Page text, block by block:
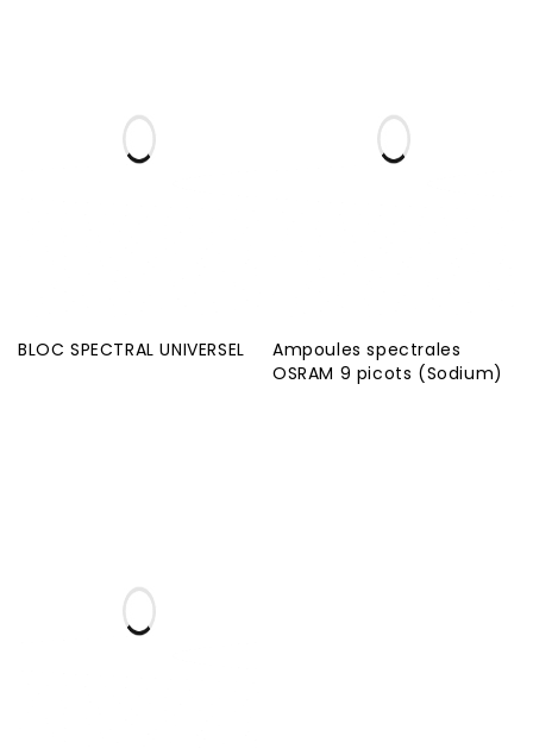
BLOC SPECTRAL UNIVERSEL
Ampoules spectrales
OSRAM 9 picots (Sodium)